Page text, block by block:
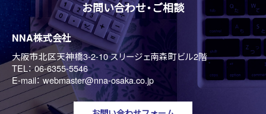
お問い合わせ・ご相談
NNA株式会社
大阪市北区天神橋3-2-10 スリージェ南森町ビル2階
TEL：06-6355-5546
E-mail：webmaster@nna-osaka.co.jp